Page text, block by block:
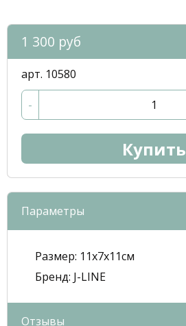
1 300 руб
арт. 10580
-
Купить
Параметры
Размер: 11x7x11см
Бренд: J-LINE
Отзывы